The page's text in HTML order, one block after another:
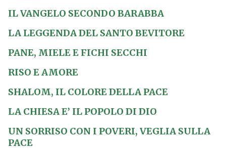
IL VANGELO SECONDO BARABBA
LA LEGGENDA DEL SANTO BEVITORE
PANE, MIELE E FICHI SECCHI
RISO E AMORE
SHALOM, IL COLORE DELLA PACE
LA CHIESA E’ IL POPOLO DI DIO
UN SORRISO CON I POVERI, VEGLIA SULLA
PACE